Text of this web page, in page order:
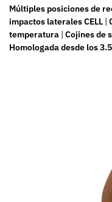
Múltiples posiciones de
impactos laterales CELL |
temperatura | Cojines de
Homologada desde los